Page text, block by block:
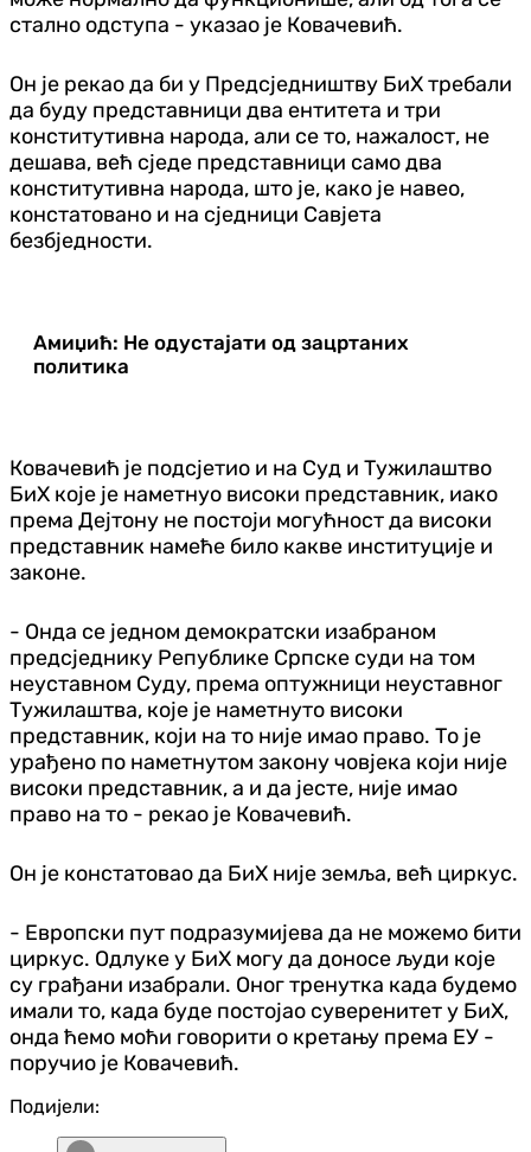
стално одступа - указао је Ковачевић.
Он је рекао да би у Предсједништву БиХ требали
да буду представници два ентитета и три
конститутивна народа, али се то, нажалост, не
дешава, већ сједе представници само два
конститутивна народа, што је, како је навео,
констатовано и на сједници Савјета
безбједности.
Амиџић: Не одустајати од зацртаних
политика
Ковачевић је подсјетио и на Суд и Тужилаштво
БиХ које је наметнуо високи представник, иако
према Дејтону не постоји могућност да високи
представник намеће било какве институције и
законе.
- Онда се једном демократски изабраном
предсједнику Републике Српске суди на том
неуставном Суду, према оптужници неуставног
Тужилаштва, које је наметнуто високи
представник, који на то није имао право. То је
урађено по наметнутом закону човјека који није
високи представник, а и да јесте, није имао
право на то - рекао је Ковачевић.
Он је констатовао да БиХ није земља, већ циркус.
- Европски пут подразумијева да не можемо бити
циркус. Одлуке у БиХ могу да доносе људи које
су грађани изабрали. Оног тренутка када будемо
имали то, када буде постојао суверенитет у БиХ,
онда ћемо моћи говорити о кретању према ЕУ -
поручио је Ковачевић.
Подијели: